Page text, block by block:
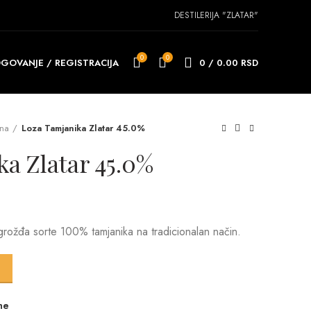
DESTILERIJA "ZLATAR"
/ REGISTRACIJA 0 0 0 / 0.00 RSD
Loza Tamjanika Zlatar 45.0%
Zlatar 45.0%
sorte 100% tamjanika na tradicionalan način.